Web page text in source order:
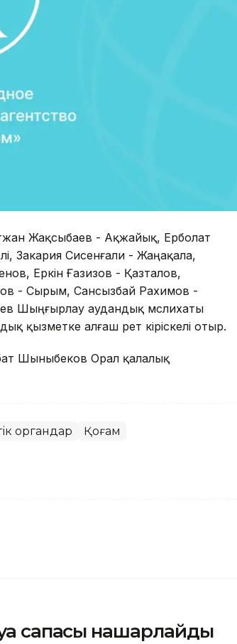
Жақсыбаев - Ақжайық, Ерболат
Закария Сисенғали - Жаңақала,
Еркін Ғазизов - Қазталов,
- Сырым, Сансызбай Рахимов -
Шыңғырлау аудандық мәслихаты
қызметке алғаш рет кіріскелі отыр.
Шыныбеков Орал қалалық
органдар Қоғам
сапасы нашарлайды